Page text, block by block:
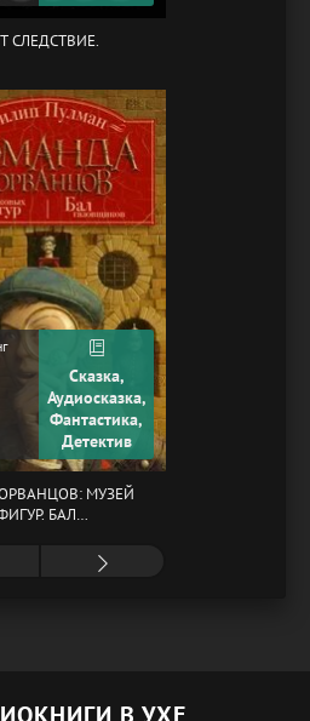
СЛЕДСТВИЕ.
Сказка,
Аудиосказка,
Фантастика,
Детектив
МУЗЕЙ
БАЛ